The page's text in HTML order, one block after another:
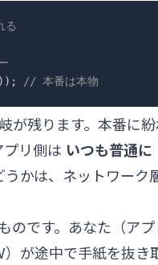
る
) ) ; // 本番は本物
が残ります。本番に
リ側は いつも普通に
うかは、ネットワーク
のです。あなた（ア
が途中で手紙を抜き